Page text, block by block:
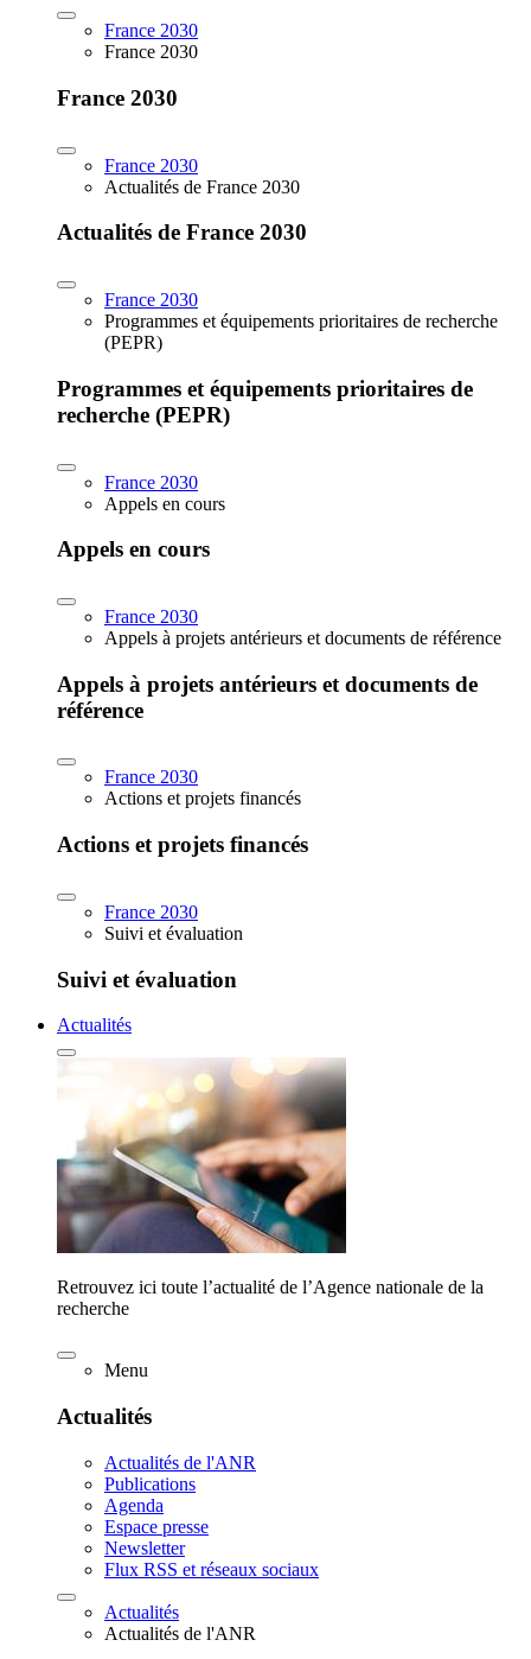
France 2030
France 2030
France 2030
France 2030
Actualités de France 2030
Actualités de France 2030
France 2030
Programmes et équipements prioritaires de recherche
(PEPR)
Programmes et équipements prioritaires de
recherche (PEPR)
France 2030
Appels en cours
Appels en cours
France 2030
Appels à projets antérieurs et documents de référence
Appels à projets antérieurs et documents de
référence
France 2030
Actions et projets financés
Actions et projets financés
France 2030
Suivi et évaluation
Suivi et évaluation
Actualités
Retrouvez ici toute l’actualité de l’Agence nationale de la
recherche
Menu
Actualités
Actualités de l'ANR
Publications
Agenda
Espace presse
Newsletter
Flux RSS et réseaux sociaux
Actualités
Actualités de l'ANR